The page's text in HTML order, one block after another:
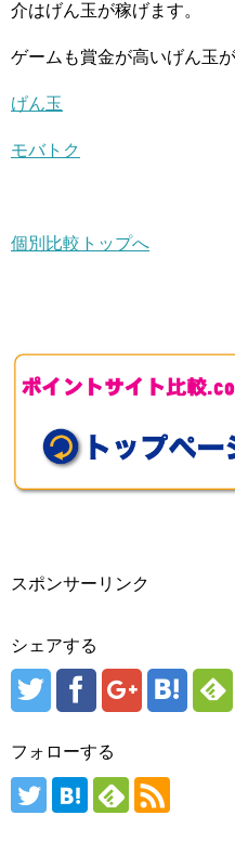
介はげん玉が稼げます。
ゲームも賞金が高いげん玉
げん玉
モバトク
個別比較トップへ
スポンサーリンク
シェアする
フォローする